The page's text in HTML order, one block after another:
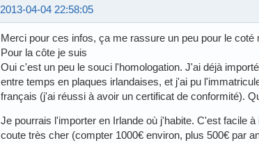
2013-04-04 22:58:05
Merci pour ces infos, ça me rassure un peu pour le coté
Pour la côte je suis
Oui c'est un peu le souci l'homologation. J'ai déjà
entre temps en plaques irlandaises, et j'ai pu
français (j'ai réussi à avoir un certificat de conformité).
Je pourrais l'importer en Irlande où j'habite. C'est facile
coute très cher (compter 1000€ environ, plus 500€ par